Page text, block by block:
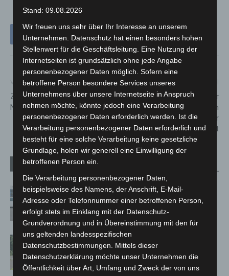
Vorheriger Artikel
Zeitumstellung: Verlängerter
Nachtsternverkehr
Nächster Artikel
Zeugenaufruf: Pedelecfahrer
von Kleintransporter in
Burgdorf erfasst und schwer
verletzt
Verwandte Artikel Mehr vom Autor
Niedersachsen: Feuerwehrkräfte
kehren nach Waldbrandeinsatz aus
Spanien zurück
Brand im „Haus der Begegnung“ in
Neuwarmbüchen schnell eingedämmt
Stand: 09.08.2026
Wir freuen uns sehr über Ihr Interesse an unserem
Unternehmen. Datenschutz hat einen besonders hohen
Stellenwert für die Geschäftsleitung. Eine Nutzung der
Internetseiten ist grundsätzlich ohne jede Angabe
personenbezogener Daten möglich. Sofern eine
betroffene Person besondere Services unseres
Unternehmens über unsere Internetseite in Anspruch
nehmen möchte, könnte jedoch eine Verarbeitung
personenbezogener Daten erforderlich werden. Ist die
Verarbeitung personenbezogener Daten erforderlich und
besteht für eine solche Verarbeitung keine gesetzliche
Grundlage, holen wir generell eine Einwilligung der
betroffenen Person ein.
Die Verarbeitung personenbezogener Daten,
beispielsweise des Namens, der Anschrift, E-Mail-
Adresse oder Telefonnummer einer betroffenen Person,
erfolgt stets im Einklang mit der Datenschutz-
Grundverordnung und in Übereinstimmung mit den für
uns geltenden landesspezifischen
Datenschutzbestimmungen. Mittels dieser
Datenschutzerklärung möchte unser Unternehmen die
Öffentlichkeit über Art, Umfang und Zweck der von uns